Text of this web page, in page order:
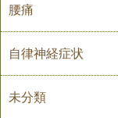
腰痛
自律神経症状
未分類